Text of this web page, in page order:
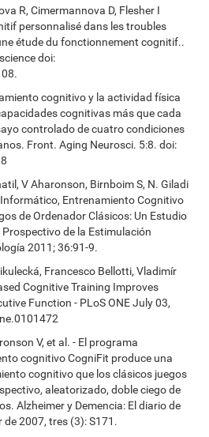
R, Cimermannova D, Flesher I
personnalisé dans les troubles
étude du fonctionnement cognitif..
doi:
cognitivo y la actividad física
cognitivas más que cada
controlado de cuatro condiciones
Front. Aging Neurosci. 5:8. doi:
V Aharonson, Birnboim S, N. Giladi
Entrenamiento Cognitivo
de Ordenador Clásicos: Un Estudio
de la Estimulación
2011; 36:91-9.
Francesco Bellotti, Vladimír
Cognitive Training Improves
Function - PLoS ONE July 03,
V, et al. - El programa
cognitivo CogniFit produce una
cognitivo que los clásicos juegos
aleatorizado, doble ciego de
Alzheimer y Demencia: El diario de
de 2007, tres (3): S171.